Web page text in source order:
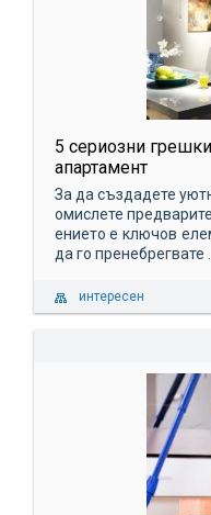
5 сериозни
апартамент
За да създадете
омислете
ението е ключов
да го пренебрегвате ...
интересен